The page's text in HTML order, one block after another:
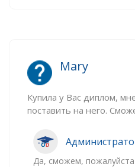
Mary
Купила у Вас диплом,
поставить на него.
Да, сможем,